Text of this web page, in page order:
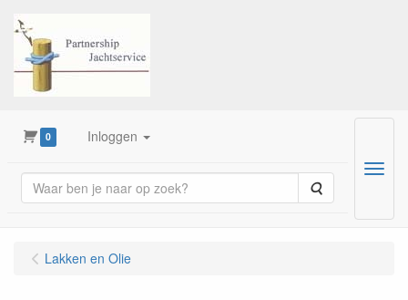
0 Inloggen
Zoeken
Menu
Lakken en Olie